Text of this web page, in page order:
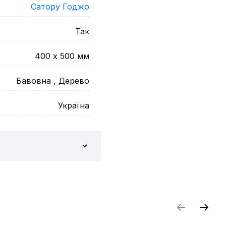
Сатору Годжо
Так
400 х 500 мм
Бавовна , Дерево
Україна